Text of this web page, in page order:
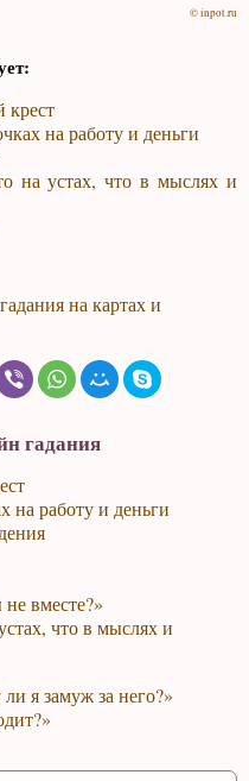
© inpot.ru
крест
на работу и деньги
на устах, что в мыслях и
гадания на картах и
гадания
на работу и деньги
вместе?»
что в мыслях и
я замуж за него?»